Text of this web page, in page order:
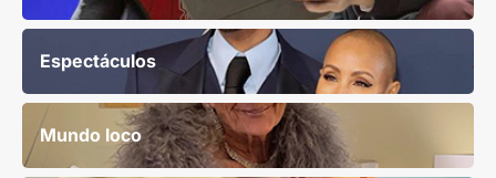
Espectáculos
Mundo loco